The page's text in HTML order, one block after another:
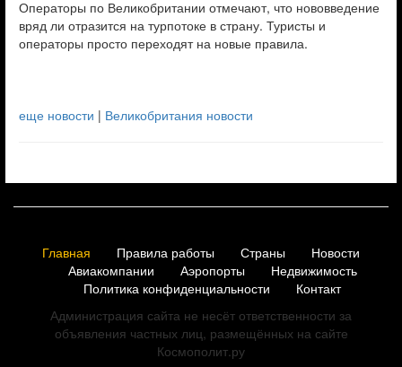
Операторы по Великобритании отмечают, что нововведение
вряд ли отразится на турпотоке в страну. Туристы и
операторы просто переходят на новые правила.
еще новости | Великобритания новости
Главная Правила работы Страны
Новости
Авиакомпании
Аэропорты
Недвижимость
Политика конфиденциальности
Контакт
Администрация сайта не несёт ответственности за
объявления частных лиц, размещённых на сайте
Космополит.ру